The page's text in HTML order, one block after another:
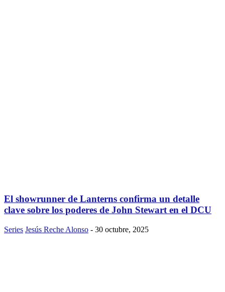
El showrunner de Lanterns confirma un detalle
clave sobre los poderes de John Stewart en el DCU
Series Jesús Reche Alonso - 30 octubre, 2025